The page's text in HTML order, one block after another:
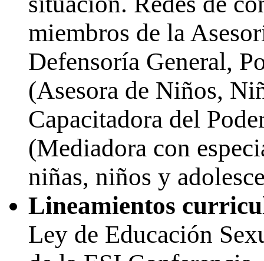
miembros de la
Defensoría General,
(Asesora de Niños,
Capacitadora del
(Mediadora con
niñas, niños y
Lineamientos
Ley de Educación